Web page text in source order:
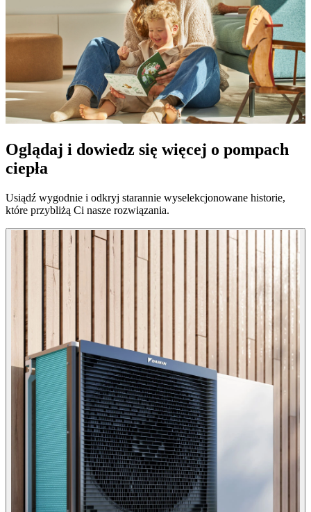
Oglądaj i dowiedz się więcej o pompach
ciepła
Usiądź wygodnie i odkryj starannie wyselekcjonowane historie,
które przybliżą Ci nasze rozwiązania.